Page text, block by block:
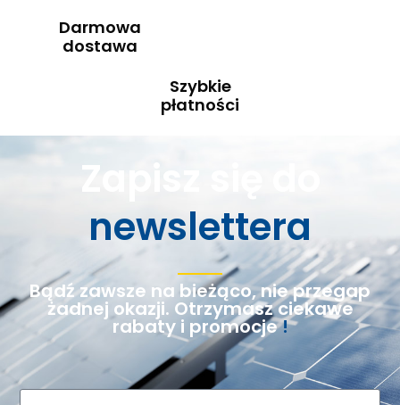
Darmowa
dostawa
Szybkie
płatności
Zapisz się do
newslettera
Bądź zawsze na bieżąco, nie przegap
żadnej okazji. Otrzymasz ciekawe
rabaty i promocje!